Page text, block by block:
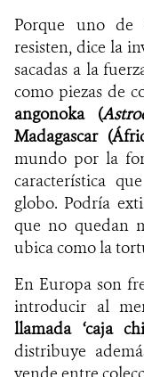
Porque uno de
resisten, dice la
sacadas a la
como piezas de
angonoka (
Madagascar
mundo por la
característica
globo. Podría
que no quedan
ubica como la
En Europa son
introducir al
llamada ‘caja
distribuye